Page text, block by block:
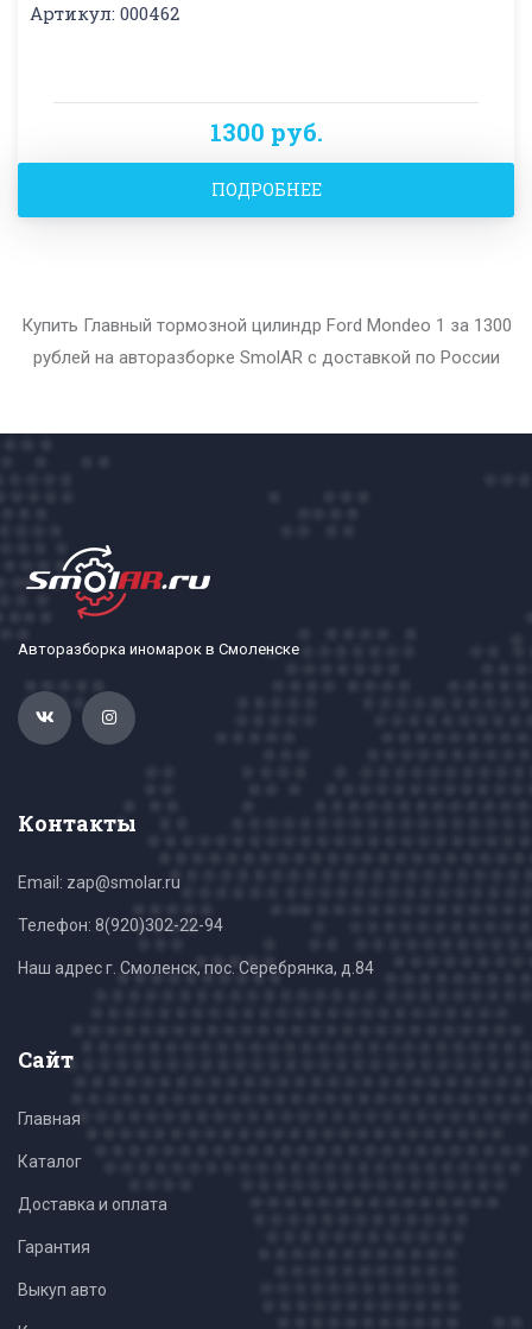
Артикул: 000462
1300 руб.
ПОДРОБНЕЕ
Купить Главный тормозной цилиндр Ford Mondeo 1 за 1300
рублей на авторазборке SmolAR с доставкой по России
Авторазборка иномарок в Смоленске
Контакты
Email: zap@smolar.ru
Телефон: 8(920)302-22-94
Наш адрес г. Смоленск, пос. Серебрянка, д.84
Сайт
Главная
Каталог
Доставка и оплата
Гарантия
Выкуп авто